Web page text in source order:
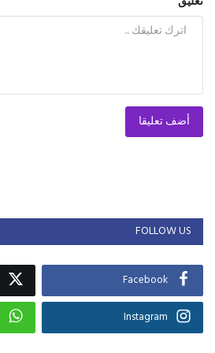
أضف تعليقا
FOLLOW US
Facebook
Instagram